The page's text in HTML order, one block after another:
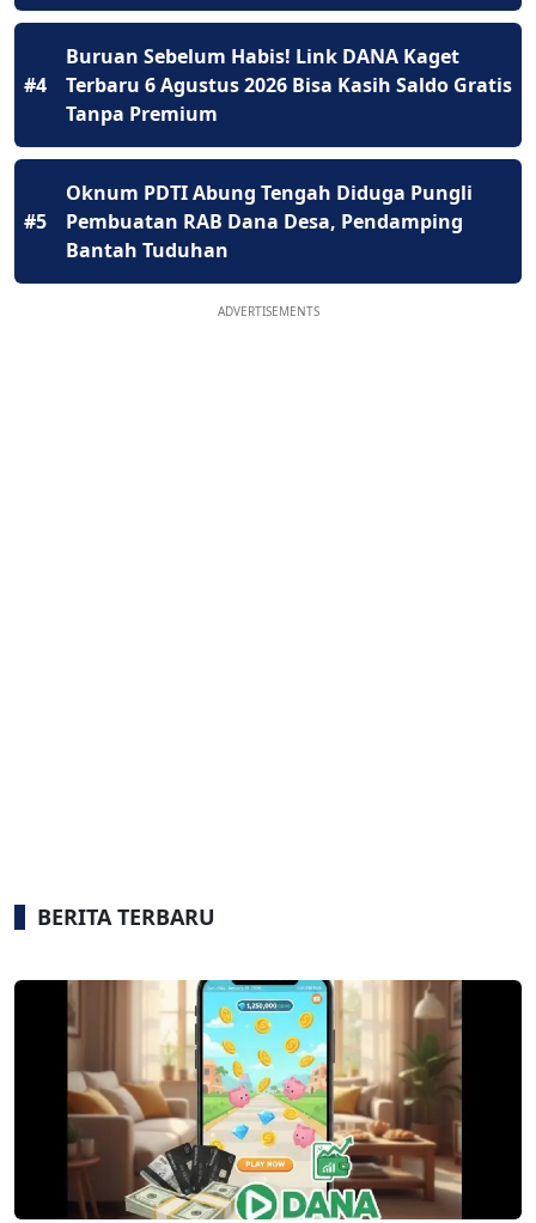
#4
Buruan Sebelum Habis! Link DANA Kaget
Terbaru 6 Agustus 2026 Bisa Kasih Saldo Gratis
Tanpa Premium
#5
Oknum PDTI Abung Tengah Diduga Pungli
Pembuatan RAB Dana Desa, Pendamping
Bantah Tuduhan
ADVERTISEMENTS
BERITA TERBARU